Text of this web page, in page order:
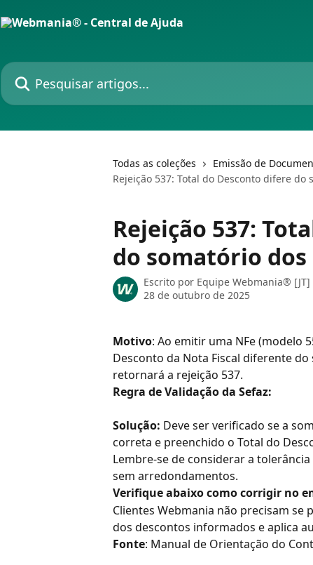
Pesquisar artigos...
Todas as coleções Emissão de
Rejeição 537: Total do Desconto difere do
Rejeição 537:
do somatório
Escrito por Equipe Webmania® [JT]
28 de outubro de 2025
Motivo: Ao emitir uma NFe (modelo
Desconto da Nota Fiscal diferente
retornará a rejeição 537.
Regra de Validação da Sefaz:
Solução: Deve ser verificado se a
correta e preenchido o Total do
Lembre-se de considerar a
sem arredondamentos.
Verifique abaixo como corrigir no
Clientes Webmania não precisam
dos descontos informados e aplica
Fonte: Manual de Orientação do